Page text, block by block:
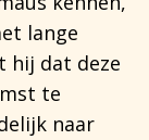
lange
hij dat deze
te
naar